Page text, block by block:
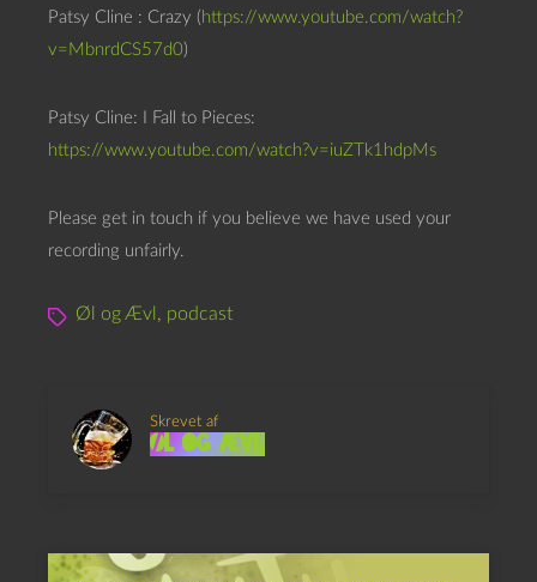
Patsy Cline : Crazy ( https://www.youtube.com/watch?
v=MbnrdCS57d0)
Patsy Cline: I Fall to Pieces:
https://www.youtube.com/watch?v=iuZTk1hdpMs
Please get in touch if you believe we have used your
recording unfairly.
Øl og Ævl , podcast
Skrevet af
Øl og Ævl